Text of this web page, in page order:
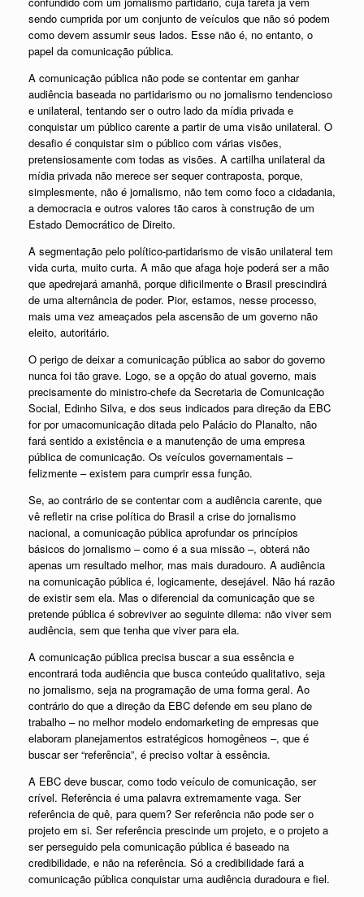
sendo cumprida por um conjunto de veículos que não só podem
como devem assumir seus lados. Esse não é, no entanto, o
papel da comunicação pública.
A comunicação pública não pode se contentar em ganhar
audiência baseada no partidarismo ou no jornalismo tendencioso
e unilateral, tentando ser o outro lado da mídia privada e
conquistar um público carente a partir de uma visão unilateral. O
desafio é conquistar sim o público com várias visões,
pretensiosamente com todas as visões. A cartilha unilateral da
mídia privada não merece ser sequer contraposta, porque,
simplesmente, não é jornalismo, não tem como foco a cidadania,
a democracia e outros valores tão caros à construção de um
Estado Democrático de Direito.
A segmentação pelo político-partidarismo de visão unilateral tem
vida curta, muito curta. A mão que afaga hoje poderá ser a mão
que apedrejará amanhã, porque dificilmente o Brasil prescindirá
de uma alternância de poder. Pior, estamos, nesse processo,
mais uma vez ameaçados pela ascensão de um governo não
eleito, autoritário.
O perigo de deixar a comunicação pública ao sabor do governo
nunca foi tão grave. Logo, se a opção do atual governo, mais
precisamente do ministro-chefe da Secretaria de Comunicação
Social, Edinho Silva, e dos seus indicados para direção da EBC
for por umacomunicação ditada pelo Palácio do Planalto, não
fará sentido a existência e a manutenção de uma empresa
pública de comunicação. Os veículos governamentais –
felizmente – existem para cumprir essa função.
Se, ao contrário de se contentar com a audiência carente, que
vê refletir na crise política do Brasil a crise do jornalismo
nacional, a comunicação pública aprofundar os princípios
básicos do jornalismo – como é a sua missão –, obterá não
apenas um resultado melhor, mas mais duradouro. A audiência
na comunicação pública é, logicamente, desejável. Não há razão
de existir sem ela. Mas o diferencial da comunicação que se
pretende pública é sobreviver ao seguinte dilema: não viver sem
audiência, sem que tenha que viver para ela.
A comunicação pública precisa buscar a sua essência e
encontrará toda audiência que busca conteúdo qualitativo, seja
no jornalismo, seja na programação de uma forma geral. Ao
contrário do que a direção da EBC defende em seu plano de
trabalho – no melhor modelo endomarketing de empresas que
elaboram planejamentos estratégicos homogêneos –, que é
buscar ser “referência”, é preciso voltar à essência.
A EBC deve buscar, como todo veículo de comunicação, ser
crível. Referência é uma palavra extremamente vaga. Ser
referência de quê, para quem? Ser referência não pode ser o
projeto em si. Ser referência prescinde um projeto, e o projeto a
ser perseguido pela comunicação pública é baseado na
credibilidade, e não na referência. Só a credibilidade fará a
comunicação pública conquistar uma audiência duradoura e fiel.